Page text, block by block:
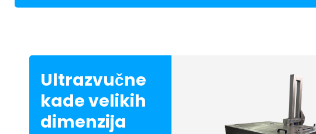
Ultrazvučne
kade velikih
dimenzija